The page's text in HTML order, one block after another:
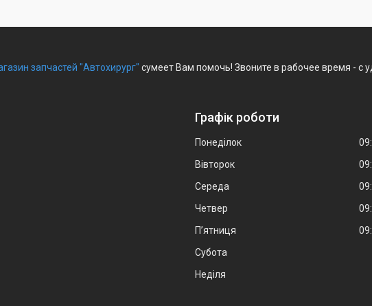
запчастей "Автохирург" сумеет Вам помочь! Звоните в рабочее время - с
Графік роботи
Понеділок
Вівторок
Середа
Четвер
Пʼятниця
Субота
Неділя